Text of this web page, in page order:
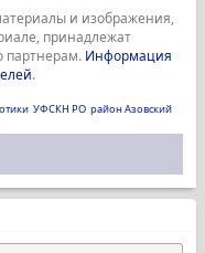
и изображения,
принадлежат
партнерам. Информация
.
УФСКН РО район Азовский